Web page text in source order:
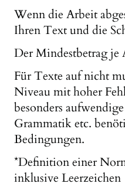
Wenn die Arbeit
Ihren Text und die
Der Mindestbetrag je
Für Texte auf nicht
Niveau mit hoher
besonders
Grammatik etc.
Bedingungen.
*Definition einer
inklusive Leerzeichen